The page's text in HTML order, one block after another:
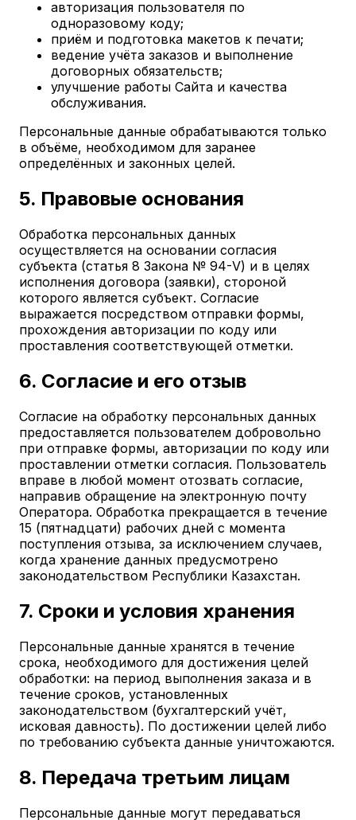
авторизация пользователя по
одноразовому коду;
приём и подготовка макетов к печати;
ведение учёта заказов и выполнение
договорных обязательств;
улучшение работы Сайта и качества
обслуживания.
Персональные данные обрабатываются только
в объёме, необходимом для заранее
определённых и законных целей.
5. Правовые основания
Обработка персональных данных
осуществляется на основании согласия
субъекта (статья 8 Закона № 94-V) и в целях
исполнения договора (заявки), стороной
которого является субъект. Согласие
выражается посредством отправки формы,
прохождения авторизации по коду или
проставления соответствующей отметки.
6. Согласие и его отзыв
Согласие на обработку персональных данных
предоставляется пользователем добровольно
при отправке формы, авторизации по коду или
проставлении отметки согласия. Пользователь
вправе в любой момент отозвать согласие,
направив обращение на электронную почту
Оператора. Обработка прекращается в течение
15 (пятнадцати) рабочих дней с момента
поступления отзыва, за исключением случаев,
когда хранение данных предусмотрено
законодательством Республики Казахстан.
7. Сроки и условия хранения
Персональные данные хранятся в течение
срока, необходимого для достижения целей
обработки: на период выполнения заказа и в
течение сроков, установленных
законодательством (бухгалтерский учёт,
исковая давность). По достижении целей либо
по требованию субъекта данные уничтожаются.
8. Передача третьим лицам
Персональные данные могут передаваться